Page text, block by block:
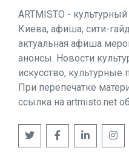
ARTMISTO -
Киева, афиша, сити-
актуальная афиша
анонсы. Новости
искусство, культурные
При перепечатке
ссылка на artmisto.net